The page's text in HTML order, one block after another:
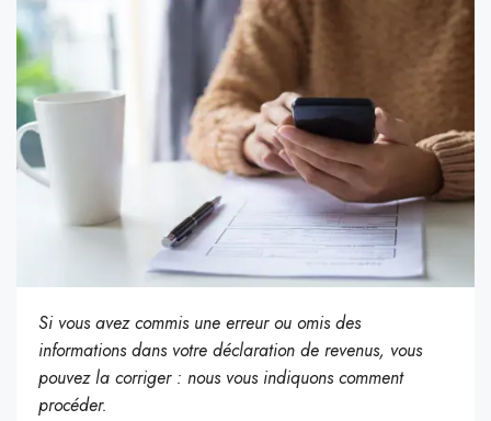
Si vous avez commis une erreur ou omis des
informations dans votre déclaration de revenus, vous
pouvez la corriger : nous vous indiquons comment
procéder.